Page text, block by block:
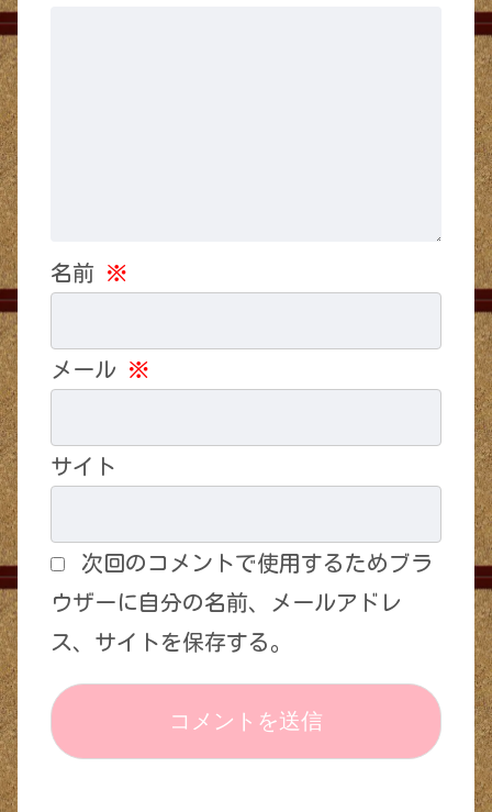
名前 ※
メール ※
サイト
次回のコメントで使用するためブラ
ウザーに自分の名前、メールアドレ
ス、サイトを保存する。